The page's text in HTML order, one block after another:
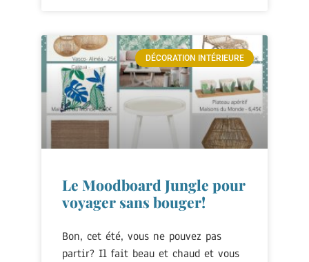
DÉCORATION INTÉRIEURE
Le Moodboard Jungle pour
voyager sans bouger!
Bon, cet été, vous ne pouvez pas
partir? Il fait beau et chaud et vous